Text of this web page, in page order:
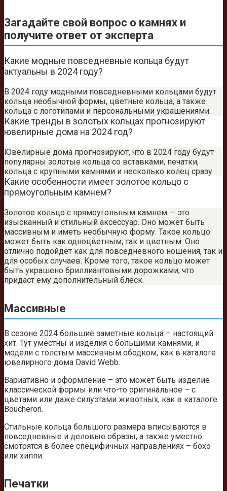
Загадайте свой вопрос о камнях и
получите ответ от эксперта
Какие модные повседневные кольца будут
актуальны в 2024 году?
В 2024 году модными повседневными кольцами будут
кольца необычной формы, цветные кольца, а также
кольца с логотипами и персональными украшениями.
Какие тренды в золотых кольцах прогнозируют
ювелирные дома на 2024 год?
Ювелирные дома прогнозируют, что в 2024 году будут
популярны золотые кольца со вставками, печатки,
кольца с крупными камнями и несколько колец сразу.
Какие особенности имеет золотое кольцо с
прямоугольным камнем?
Золотое кольцо с прямоугольным камнем — это
изысканный и стильный аксессуар. Оно может быть
массивным и иметь необычную форму. Такое кольцо
может быть как одноцветным, так и цветным. Оно
отлично подойдет как для повседневного ношения, так и
для особых случаев. Кроме того, такое кольцо может
быть украшено бриллиантовыми дорожками, что
придаст ему дополнительный блеск.
Массивные
В сезоне 2024 большие заметные кольца – настоящий
хит. Тут уместны и изделия с большими камнями, и
модели с толстым массивным ободком, как в каталоге
ювелирного дома David Webb.
Вариативно и оформление – это может быть изделие
классической формы или что-то оригинальное – с
цветами или даже силуэтами животных, как в каталоге
Boucheron.
Стильные кольца большого размера вписываются в
повседневные и деловые образы, а также уместно
смотрятся в более специфичных направлениях – бохо
или хиппи.
Печатки